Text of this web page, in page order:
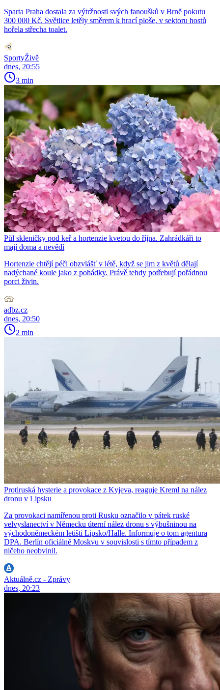
Sparta Praha dostala za výtržnosti svých fanoušků v Brně pokutu
300 000 Kč. Světlice letěly směrem k hrací ploše, v sektoru hostů
hořela střecha toalet.
SportyŽivě
dnes, 20:55
3 min
Půl skleničky pod keř a hortenzie kvetou do října. Zahrádkáři to
mají doma a nevědí
Hortenzie chtějí péči obzvlášť v létě, když se jim z květů dělají
nadýchané koule jako z pohádky. Právě tehdy potřebují pořádnou
porci živin.
adbz.cz
dnes, 20:50
2 min
Protiruská hysterie a provokace z Kyjeva, reaguje Kreml na nález
dronu v Lipsku
Za provokaci namířenou proti Rusku označilo v pátek ruské
velvyslanectví v Německu úterní nález dronu s výbušninou na
východoněmeckém letišti Lipsko/Halle. Informuje o tom agentura
DPA. Berlín oficiálně Moskvu v souvislosti s tímto případem z
ničeho neobvinil.
Aktuálně.cz - Zprávy
dnes, 20:23